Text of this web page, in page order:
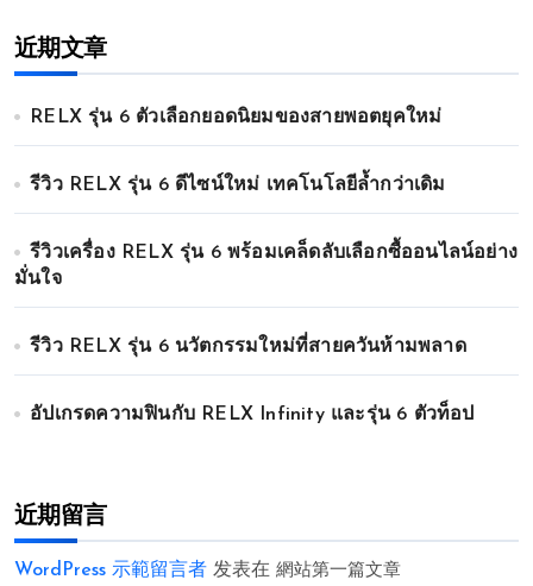
近期文章
RELX รุ่น 6 ตัวเลือกยอดนิยมของสายพอตยุคใหม่
รีวิว RELX รุ่น 6 ดีไซน์ใหม่ เทคโนโลยีล้ำกว่าเดิม
รีวิวเครื่อง RELX รุ่น 6 พร้อมเคล็ดลับเลือกซื้ออนไลน์อย่าง
มั่นใจ
รีวิว RELX รุ่น 6 นวัตกรรมใหม่ที่สายควันห้ามพลาด
อัปเกรดความฟินกับ RELX Infinity และรุ่น 6 ตัวท็อป
近期留言
WordPress 示範留言者 发表在 網站第一篇文章